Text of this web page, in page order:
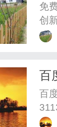
免
创
展
百
百
据